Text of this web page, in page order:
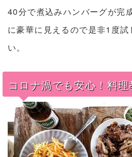
40分で煮込みハンバーグが完
に豪華に見えるので是非1度試
い。
コロナ渦でも安心！料理